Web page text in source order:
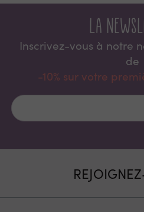
La
Inscrivez-vous à notre
de
-10% sur votre